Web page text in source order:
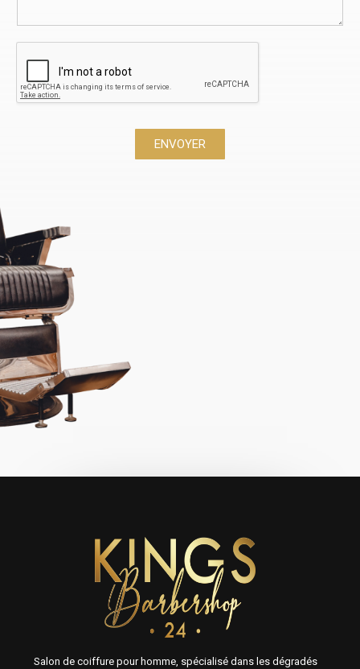
ENVOYER
Salon de coiffure pour homme, spécialisé dans les dégradés